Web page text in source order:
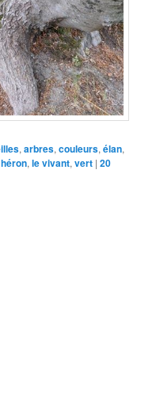
,arbres,couleurs,élan,
héron,le vivant,vert |20